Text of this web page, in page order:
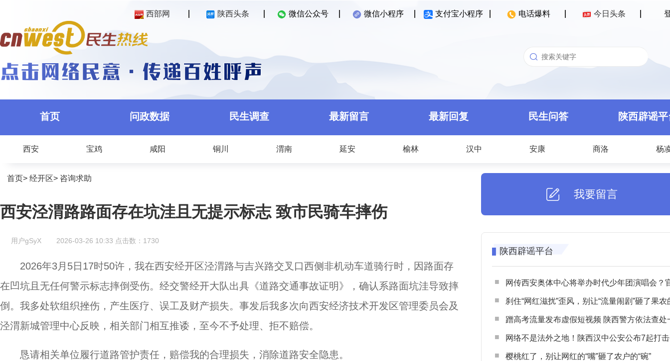
西部网 陕西头条 微信公众号 微信小程序 支付宝小程序 电话爆料 今日头条
首页 问政数据 民生调查 最新留言 最新回复 民生问答 陕西辟谣
西安 宝鸡 咸阳 铜川 渭南 延安 榆林 汉中 安康 商洛 杨
首页> 经开区> 咨询求助
西安泾渭路路面存在坑洼且无提示标志 致市民骑车摔伤
用户gSyX 2026-03-26 10:33 点击数： 1730
2026年3月5日17时50许，我在西安经开区泾渭路与吉兴路交叉口西侧非机动车道骑行时，因路面存
在凹坑且无任何警示标志摔倒受伤。经交警经开大队出具《道路交通事故证明》，确认系路面坑洼导致摔
倒。我多处软组织挫伤，产生医疗、误工及财产损失。事发后我多次向西安经济技术开发区管理委员会及
泾渭新城管理中心反映，相关部门相互推诿，至今不予处理、拒不赔偿。
恳请相关单位履行道路管护责任，赔偿我的合理损失，消除道路安全隐患。
我要留言
陕西辟谣平台
网传西安奥体中心将举办时代少年团演唱会？官方回应：纯
刹住“网红滋扰”歪风，别让“流量闹剧”砸了果农
蹭高考流量发布虚假短视频 陕西警方依法查处一起涉高考网络
网络不是法外之地！陕西汉中公安公布7起打击整治网谣网暴典型
樱桃红了，别让网红的“嘴”砸了农户的“碗”